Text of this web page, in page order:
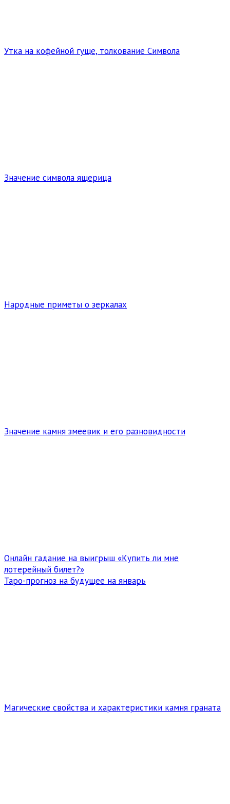
Утка на кофейной гуще, толкование Символа
Значение символа ящерица
Народные приметы о зеркалах
Значение камня змеевик и его разновидности
Онлайн гадание на выигрыш «Купить ли мне
лотерейный билет?»
Таро-прогноз на будущее на январь
Магические свойства и характеристики камня граната